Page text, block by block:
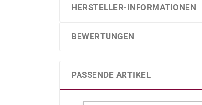
HERSTELLER-INFORMATIONEN
BEWERTUNGEN
PASSENDE ARTIKEL